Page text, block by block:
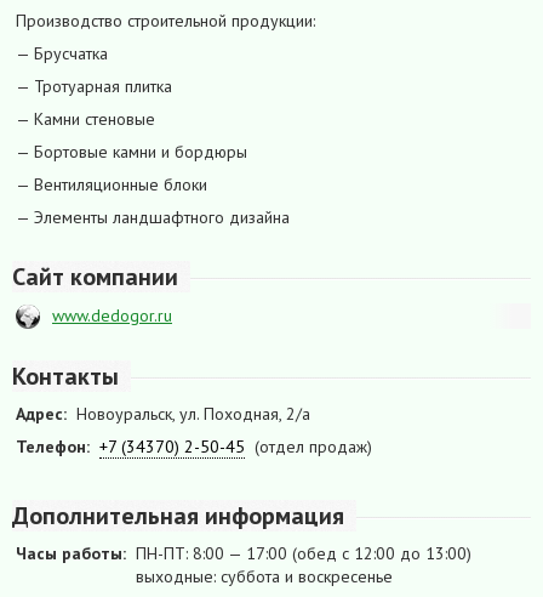
Производство строительной продукции:
— Брусчатка
— Тротуарная плитка
— Камни стеновые
— Бортовые камни и бордюры
— Вентиляционные блоки
— Элементы ландшафтного дизайна
Сайт компании
www.dedogor.ru
Контакты
Адрес: Новоуральск, ул. Походная, 2/а
Телефон: +7 (34370) 2-50-45 (отдел продаж)
Дополнительная информация
Часы работы: ПН-ПТ: 8:00 — 17:00 (обед с 12:00 до 13:00)
выходные: суббота и воскресенье